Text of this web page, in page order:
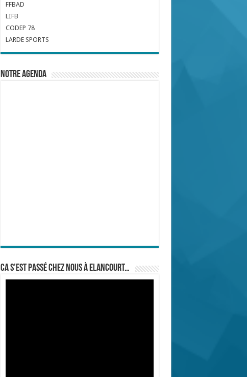
FFBAD
LIFB
CODEP 78
LARDE SPORTS
Notre Agenda
Ca s’est passé chez nous à Elancourt…